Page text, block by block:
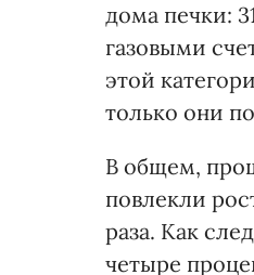
дома печки:
газовыми
этой
только они
В общем,
повлекли
раза. Как
четыре